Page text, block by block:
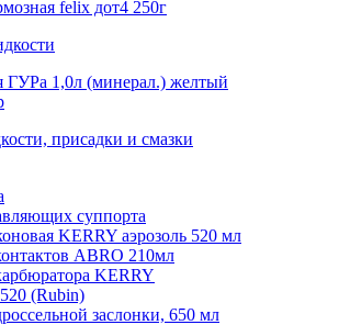
felix дот4 250г
ГУРа 1,0л (минерал.) желтый
присадки и смазки
суппорта
KERRY аэрозоль 520 мл
ABRO 210мл
KERRY
(Rubin)
заслонки, 650 мл